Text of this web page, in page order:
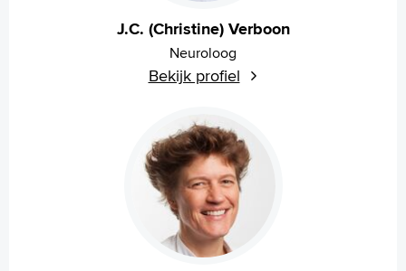
J.C. (Christine) Verboon
Neuroloog
Bekijk profiel